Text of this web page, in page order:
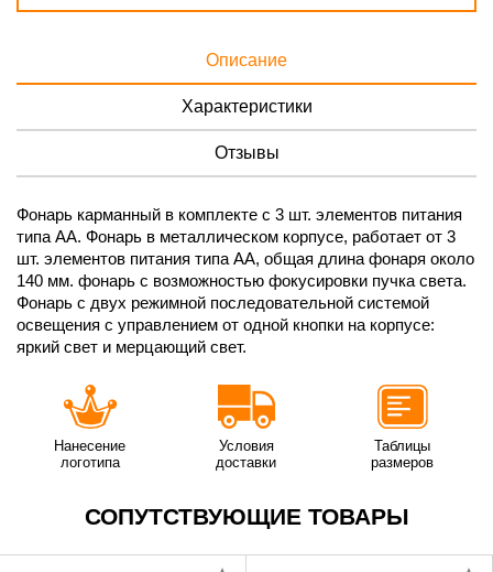
Описание
Характеристики
Отзывы
Фонарь карманный в комплекте с 3 шт. элементов питания
типа АА. Фонарь в металлическом корпусе, работает от 3
шт. элементов питания типа АА, общая длина фонаря около
140 мм. фонарь с возможностью фокусировки пучка света.
Фонарь с двух режимной последовательной системой
освещения с управлением от одной кнопки на корпусе:
яркий свет и мерцающий свет.
Нанесение
логотипа
Условия
доставки
Таблицы
размеров
СОПУТСТВУЮЩИЕ ТОВАРЫ